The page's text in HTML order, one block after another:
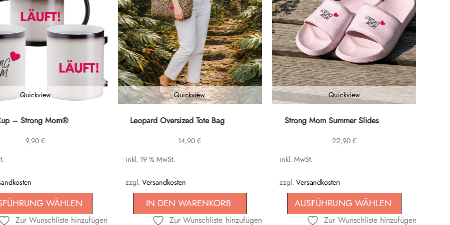
Quickview
– Strong Mom®
9,90€
WÄHLEN
Zur Wunschliste hinzufügen
Quickview
Leopard Oversized Tote Bag
14,90€
inkl. 19 % MwSt.
zzgl.Versandkosten
IN DEN WARENKORB
Zur Wunschliste hinzufügen
Quickview
Strong Mom Summer Slides
22,90€
inkl. MwSt.
zzgl.Versandkosten
AUSFÜHRUNG WÄHLEN
Dieses
mehrere
auf.
Die
Optionen
Zur Wunschliste hinzufügen